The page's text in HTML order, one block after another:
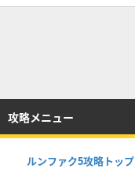
攻略メニュー
ルンファク5攻略トップ